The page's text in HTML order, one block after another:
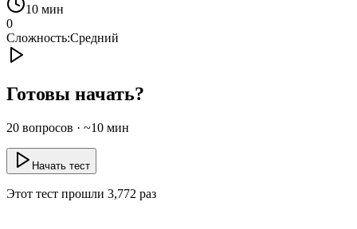
10 мин
0
Сложность:Средний
Готовы начать?
20 вопросов · ~10 мин
Начать тест
Этот тест прошли 3,772 раз